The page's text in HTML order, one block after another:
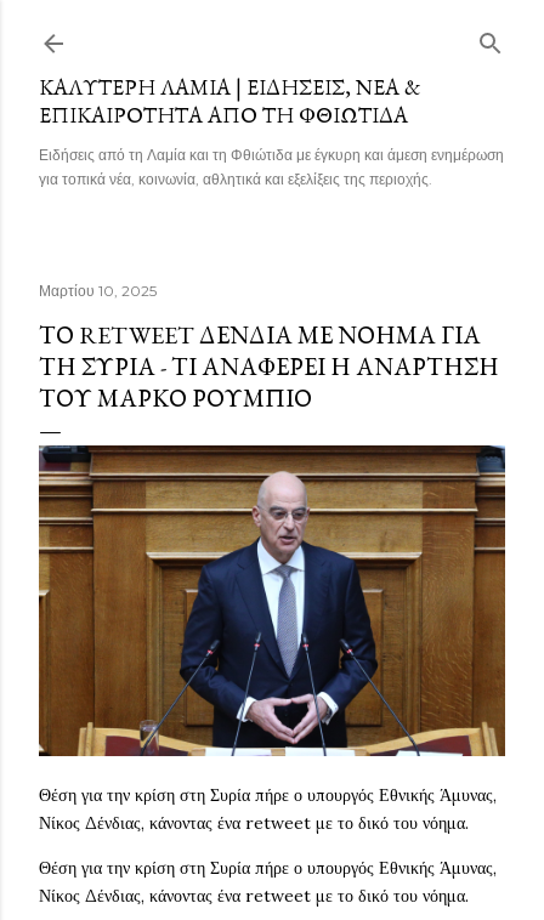
ΚΑΛΎΤΕΡΗ ΛΑΜΊΑ | ΕΙΔΉΣΕΙΣ, ΝΈΑ &
ΕΠΙΚΑΙΡΌΤΗΤΑ ΑΠΌ ΤΗ ΦΘΙΏΤΙΔΑ
Ειδήσεις από τη Λαμία και τη Φθιώτιδα με έγκυρη και άμεση ενημέρωση
για τοπικά νέα, κοινωνία, αθλητικά και εξελίξεις της περιοχής.
Μαρτίου 10, 2025
ΤΟ RETWEET ΔΈΝΔΙΑ ΜΕ ΝΌΗΜΑ ΓΙΑ
ΤΗ ΣΥΡΊΑ - ΤΙ ΑΝΑΦΈΡΕΙ Η ΑΝΆΡΤΗΣΗ
ΤΟΥ ΜΆΡΚΟ ΡΟΎΜΠΙΟ
Θέση για την κρίση στη Συρία πήρε ο υπουργός Εθνικής Άμυνας,
Νίκος Δένδιας, κάνοντας ένα retweet με το δικό του νόημα.
Θέση για την κρίση στη Συρία πήρε ο υπουργός Εθνικής Άμυνας,
Νίκος Δένδιας, κάνοντας ένα retweet με το δικό του νόημα.